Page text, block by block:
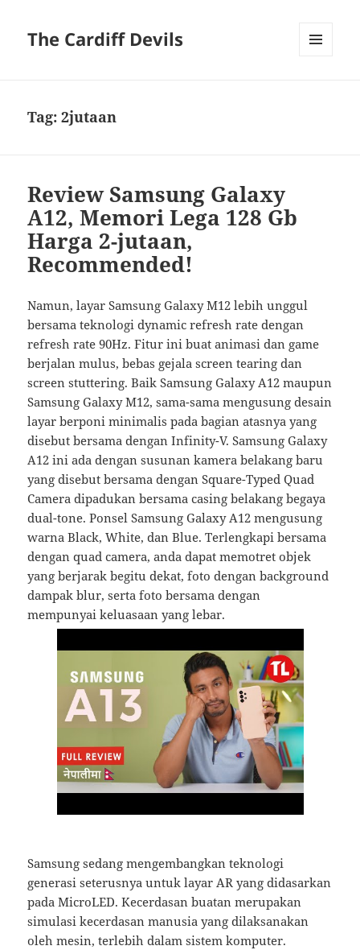
The Cardiff Devils
Tag:2jutaan
Review Samsung Galaxy
A12, Memori Lega 128 Gb
Harga 2-jutaan,
Recommended!
Namun, layar Samsung Galaxy M12 lebih unggul
bersama teknologi dynamic refresh rate dengan
refresh rate 90Hz. Fitur ini buat animasi dan game
berjalan mulus, bebas gejala screen tearing dan
screen stuttering. Baik Samsung Galaxy A12 maupun
Samsung Galaxy M12, sama-sama mengusung desain
layar berponi minimalis pada bagian atasnya yang
disebut bersama dengan Infinity-V. Samsung Galaxy
A12 ini ada dengan susunan kamera belakang baru
yang disebut bersama dengan Square-Typed Quad
Camera dipadukan bersama casing belakang begaya
dual-tone. Ponsel Samsung Galaxy A12 mengusung
warna Black, White, dan Blue. Terlengkapi bersama
dengan quad camera, anda dapat memotret objek
yang berjarak begitu dekat, foto dengan background
dampak blur, serta foto bersama dengan
mempunyai keluasaan yang lebar.
Samsung sedang mengembangkan teknologi
generasi seterusnya untuk layar AR yang didasarkan
pada MicroLED. Kecerdasan buatan merupakan
simulasi kecerdasan manusia yang dilaksanakan
oleh mesin, terlebih dalam sistem komputer.